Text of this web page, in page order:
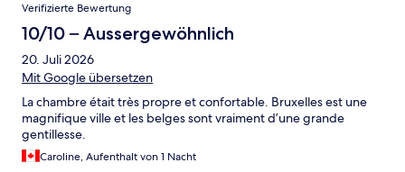
Verifizierte Bewertung
10/10 – Aussergewöhnlich
20. Juli 2026
Mit Google übersetzen
La chambre était très propre et confortable. Bruxelles est une
magnifique ville et les belges sont vraiment d’une grande
gentillesse.
Caroline, Aufenthalt von 1 Nacht